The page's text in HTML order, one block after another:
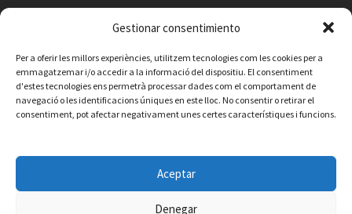
Gestionar consentimiento
Per a oferir les millors experiències, utilitzem tecnologies com les cookies per a
emmagatzemar i/o accedir a la informació del dispositiu. El consentiment
d'estes tecnologies ens permetrà processar dades com el comportament de
navegació o les identificacions úniques en este lloc. No consentir o retirar el
consentiment, pot afectar negativament unes certes característiques i funcions.
Aceptar
Denegar
Política de privacitat
© 2026 Ajuntament de Vilafamés - Desarrollada por